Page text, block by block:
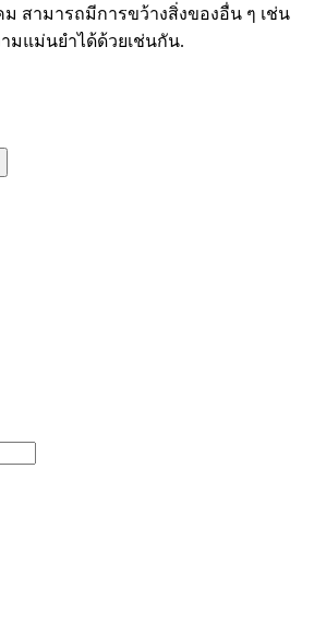
สามารถมีการขว้างสิ่งของอื่น ๆ เช่น
มแม่นยำได้ด้วยเช่นกัน.